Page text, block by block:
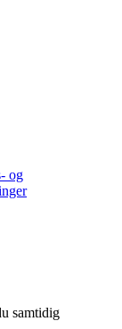
og
samtidig